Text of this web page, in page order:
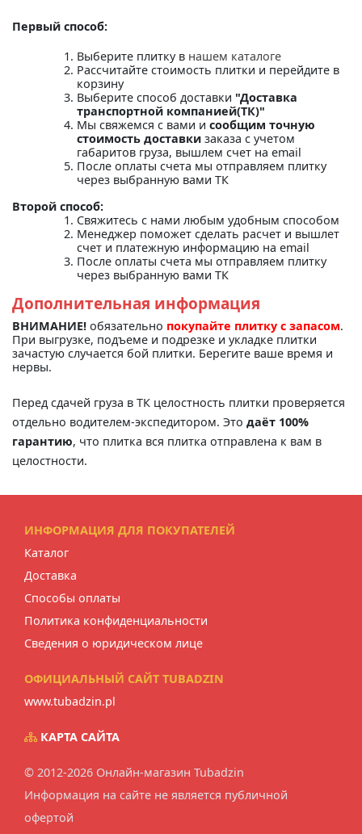
Первый способ:
Выберите плитку в нашем каталоге
Рассчитайте стоимость плитки и перейдите в
корзину
Выберите способ доставки "Доставка
транспортной компанией(ТК)"
Мы свяжемся с вами и сообщим точную
стоимость доставки заказа с учетом
габаритов груза, вышлем счет на email
После оплаты счета мы отправляем плитку
через выбранную вами ТК
Второй способ:
Свяжитесь с нами любым удобным способом
Менеджер поможет сделать расчет и вышлет
счет и платежную информацию на email
После оплаты счета мы отправляем плитку
через выбранную вами ТК
Дополнительная информация
ВНИМАНИЕ! обязательно покупайте плитку с запасом.
При выгрузке, подъеме и подрезке и укладке плитки
зачастую случается бой плитки. Берегите ваше время и
нервы.
Перед сдачей груза в ТК целостность плитки проверяется
отдельно водителем-экспедитором. Это даёт 100%
гарантию, что плитка вся плитка отправлена к вам в
целостности.
ИНФОРМАЦИЯ ДЛЯ ПОКУПАТЕЛЕЙ
Каталог
Доставка
Способы оплаты
Политика конфиденциальности
Сведения о юридическом лице
ОФИЦИАЛЬНЫЙ САЙТ TUBADZIN
www.tubadzin.pl
КАРТА САЙТА
© 2012-2026 Онлайн-магазин Tubadzin
Информация на сайте не является публичной
офертой